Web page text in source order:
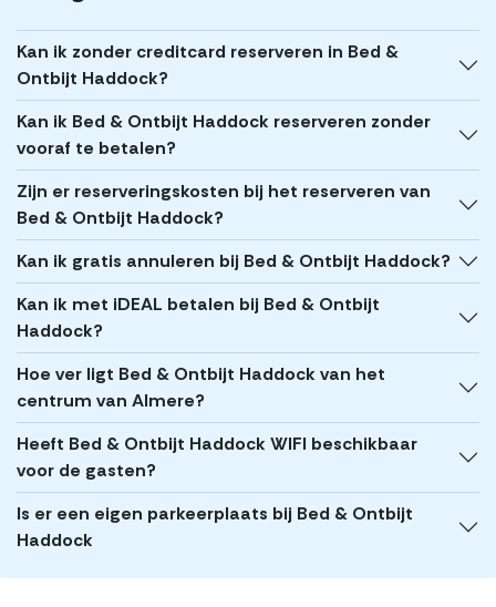
Kan ik zonder creditcard reserveren in Bed &
Ontbijt Haddock?
Kan ik Bed & Ontbijt Haddock reserveren zonder
vooraf te betalen?
Zijn er reserveringskosten bij het reserveren van
Bed & Ontbijt Haddock?
Kan ik gratis annuleren bij Bed & Ontbijt Haddock?
Kan ik met iDEAL betalen bij Bed & Ontbijt
Haddock?
Hoe ver ligt Bed & Ontbijt Haddock van het
centrum van Almere?
Heeft Bed & Ontbijt Haddock WIFI beschikbaar
voor de gasten?
Is er een eigen parkeerplaats bij Bed & Ontbijt
Haddock